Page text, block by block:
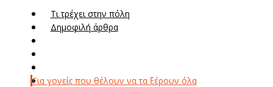
Τι τρέχει στην πόλη
Δημοφιλή άρθρα
Για γονείς που θέλουν να τα ξέρουν όλα